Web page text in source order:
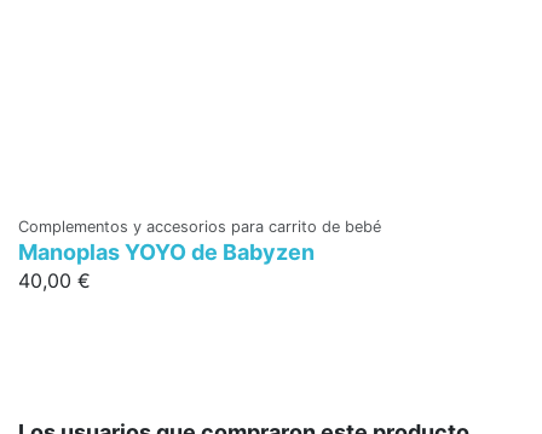
Complementos y accesorios para carrito de bebé
Manoplas YOYO de Babyzen
40,00 €